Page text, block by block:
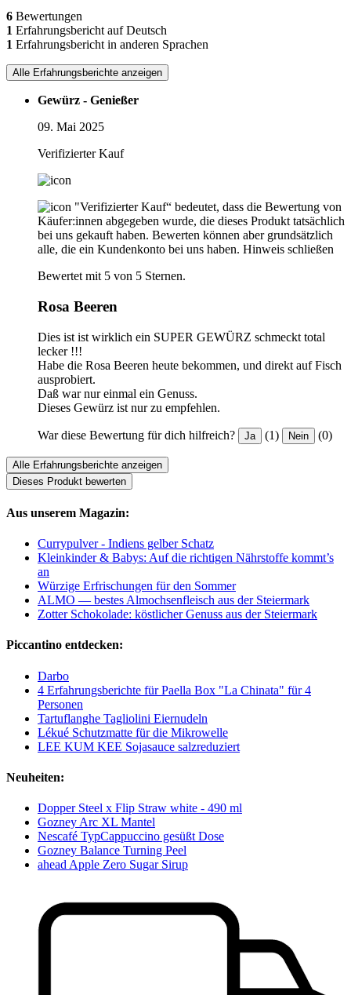
6 Bewertungen
1 Erfahrungsbericht auf Deutsch
1 Erfahrungsbericht in anderen Sprachen
Alle Erfahrungsberichte anzeigen
Gewürz - Genießer
09. Mai 2025
Verifizierter Kauf
"Verifizierter Kauf“ bedeutet, dass die Bewertung von
Käufer:innen abgegeben wurde, die dieses Produkt tatsächlich
bei uns gekauft haben. Bewerten können aber grundsätzlich
alle, die ein Kundenkonto bei uns haben. Hinweis schließen
Bewertet mit 5 von 5 Sternen.
Rosa Beeren
Dies ist ist wirklich ein SUPER GEWÜRZ schmeckt total
lecker !!!
Habe die Rosa Beeren heute bekommen, und direkt auf Fisch
ausprobiert.
Daß war nur einmal ein Genuss.
Dieses Gewürz ist nur zu empfehlen.
War diese Bewertung für dich hilfreich? Ja (1) Nein (0)
Alle Erfahrungsberichte anzeigen
Dieses Produkt bewerten
Aus unserem Magazin:
Currypulver - Indiens gelber Schatz
Kleinkinder & Babys: Auf die richtigen Nährstoffe kommt’s
an
Würzige Erfrischungen für den Sommer
ALMO — bestes Almochsenfleisch aus der Steiermark
Zotter Schokolade: köstlicher Genuss aus der Steiermark
Piccantino entdecken:
Darbo
4 Erfahrungsberichte für Paella Box "La Chinata" für 4
Personen
Tartuflanghe Tagliolini Eiernudeln
Lékué Schutzmatte für die Mikrowelle
LEE KUM KEE Sojasauce salzreduziert
Neuheiten:
Dopper Steel x Flip Straw white - 490 ml
Gozney Arc XL Mantel
Nescafé TypCappuccino gesüßt Dose
Gozney Balance Turning Peel
ahead Apple Zero Sugar Sirup